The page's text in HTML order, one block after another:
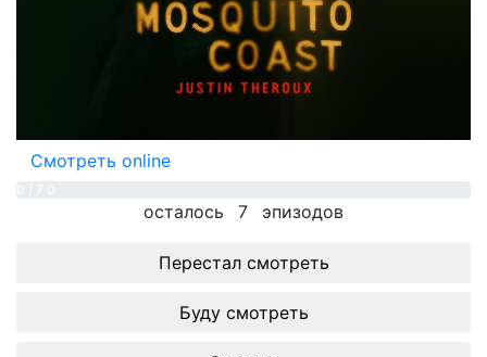
Смотреть online
осталось 7 эпизодов
Перестал смотреть
Буду смотреть